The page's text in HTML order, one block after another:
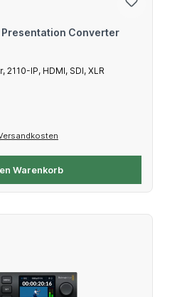
Presentation Converter
IP, HDMI, SDI, XLR
Warenkorb